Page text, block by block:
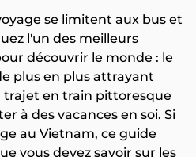
se limitent aux bus et
l'un des meilleurs
découvrir le monde : le
plus en plus attrayant
trajet en train pittoresque
à des vacances en soi. Si
au Vietnam, ce guide
vous devez savoir sur les